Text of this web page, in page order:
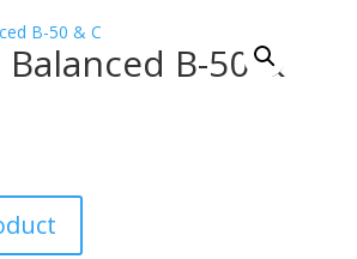
B-50 &